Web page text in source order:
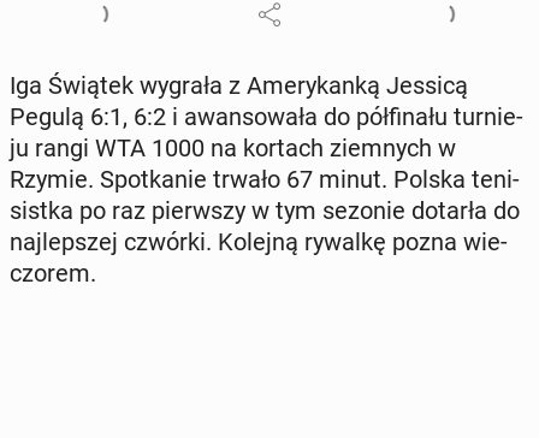
Iga Świątek wygrała z Ame­ry­kan­ką Jessicą
Pegulą 6:1, 6:2 i awan­so­wa­ła do pół­fi­na­łu tur­nie­
ju rangi WTA 1000 na kortach ziem­nych w
Rzymie. Spo­tka­nie trwało 67 minut. Polska te­ni­
sist­ka po raz pierw­szy w tym sezonie dotarła do
naj­lep­szej czwórki. Kolejną rywalkę pozna wie­
czo­rem.